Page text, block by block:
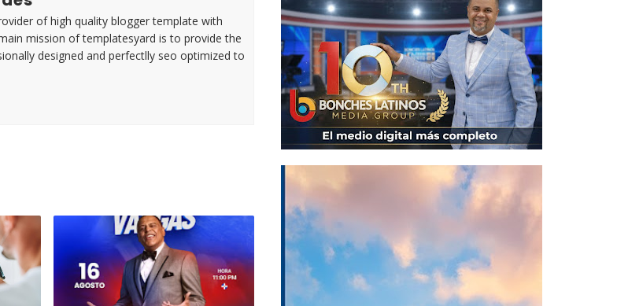
of high quality blogger template with
mission of templatesyard is to provide the
designed and perfectlly seo optimized to